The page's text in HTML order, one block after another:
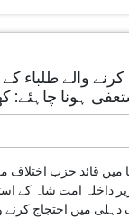
والے طلباء
ہونا چاہئے:
میں قائد حزب اختلاف
کو مرکزی وزیر